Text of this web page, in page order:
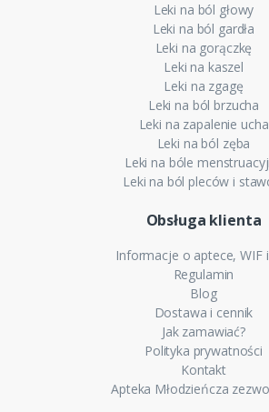
Leki na ból głowy
Leki na ból gardła
Leki na gorączkę
Leki na kaszel
Leki na zgagę
Leki na ból brzucha
Leki na zapalenie ucha
Leki na ból zęba
Leki na bóle
Leki na ból pleców i
Obsługa klienta
Informacje o aptece, WIF
Regulamin
Blog
Dostawa i cennik
Jak zamawiać?
Polityka prywatności
Kontakt
Apteka Młodzieńcza